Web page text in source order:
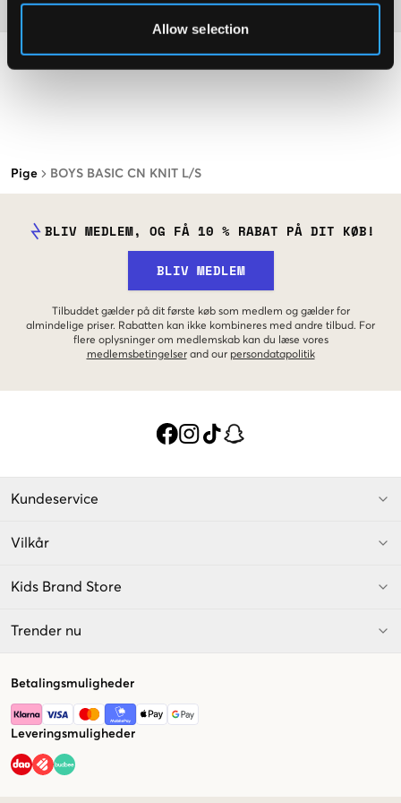
Allow selection
Pige BOYS BASIC CN KNIT L/S
Materiale
BLIV MEDLEM, OG FÅ 10 % RABAT PÅ DIT KØB!
BLIV MEDLEM
Tilbuddet gælder på dit første køb som medlem og gælder for
almindelige priser. Rabatten kan ikke kombineres med andre tilbud. For
flere oplysninger om medlemskab kan du læse vores
medlemsbetingelser and our persondatapolitik
Kundeservice
Vilkår
Kids Brand Store
Trender nu
Betalingsmuligheder
Leveringsmuligheder